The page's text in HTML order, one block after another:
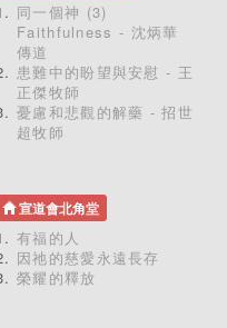
同一個神 (3)
Faithfulness - 沈炳華
傳道
患難中的盼望與安慰 - 王
正傑牧師
憂慮和悲觀的解藥 - 招世
超牧師
宣道會北角堂
有福的人
因祂的慈愛永遠長存
榮耀的釋放